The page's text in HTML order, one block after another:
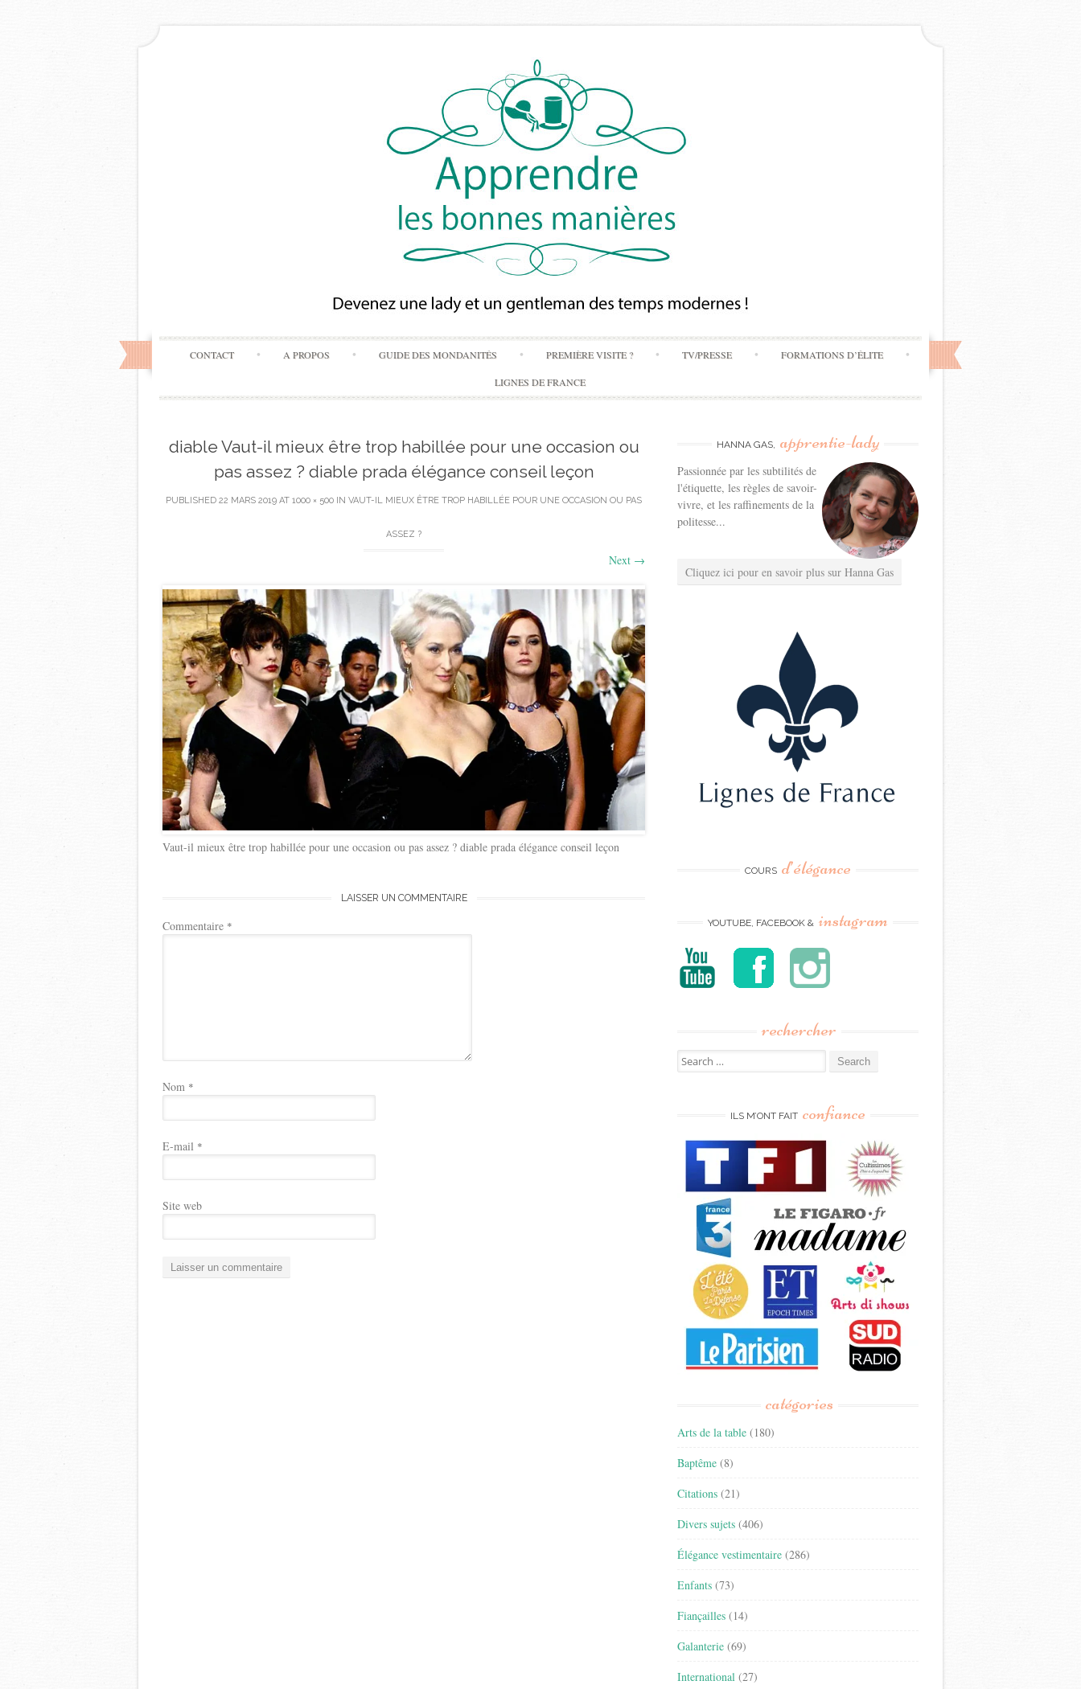
Skip
to
content
CONTACT A PROPOS GUIDE DES MONDANITÉS PREMIÈRE VISITE ? TV/PRESSE FORMATIONS D’ÉLITE
LIGNES DE FRANCE
diable Vaut-il mieux être trop habillée pour une occasion ou
pas assez ? diable prada élégance conseil leçon
PUBLISHED 22 MARS 2019 AT 1000 × 500 IN VAUT-IL MIEUX ÊTRE TROP HABILLÉE POUR UNE OCCASION OU PAS
ASSEZ ?
Next →
Vaut-il mieux être trop habillée pour une occasion ou pas assez ? diable prada élégance conseil leçon
LAISSER UN COMMENTAIRE
Commentaire *
Nom *
E-mail *
Site web
HANNA GAS, apprentie-lady
Passionnée par les subtilités de
l'étiquette, les règles de savoir-
vivre, et les raffinements de la
politesse...
Cliquez ici pour en savoir plus sur Hanna Gas
COURS d’élégance
YOUTUBE, FACEBOOK & instagram
rechercher
Search
for:
ILS M’ONT FAIT confiance
catégories
Arts de la table (180)
Baptême (8)
Citations (21)
Divers sujets (406)
Élégance vestimentaire (286)
Enfants (73)
Fiançailles (14)
Galanterie (69)
International (27)